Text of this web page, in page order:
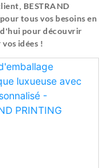
BESTRAND
tous vos besoins en
pour découvrir
idées !